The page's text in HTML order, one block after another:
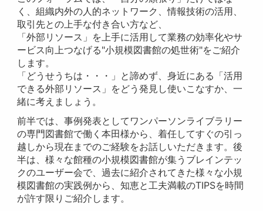
く、組織内外の人的ネットワーク、情報技術の活用、
取引先との上手な付き合い方など、
「外部リソース」を上手に活用して業務の効率化やサ
ービス向上つなげる"小規模図書館の処世術"をご紹介
します。
「どうせうちは・・・」と諦めず、身近にある「活用
できる外部リソース」をどう発見し使いこなすか、一
緒に考えましょう。
前半では、事例発表としてワンパーソンライブラリー
の専門図書館で働く本田様から、着任してすぐの引っ
越しから現在までのご経験をお話しいただきます。後
半は、様々な館種の小規模図書館が集うブレインテッ
クのユーザー会で、過去に紹介されてきた様々な小規
模図書館の実践例から、知恵と工夫満載のTIPSを時間
が許す限りご紹介します。